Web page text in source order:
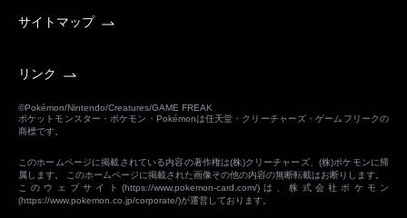
サイトマップ
リンク
©Pokémon/Nintendo/Creatures/GAME FREAK
ポケットモンスター・ポケモン・Pokémonは任天堂・クリーチャーズ・ゲームフリークの
商標です。
このホームページに掲載されている内容の著作権は(株)クリーチャーズ、(株)ポケモンに帰
属します。 このホームページに掲載された画像その他の内容の無断転載はお断りします。
このウェブサイト(https://www.pokemon-card.com/)は、株式会社ポケモン
(https://www.pokemon.co.jp/corporate/)が運営しております。